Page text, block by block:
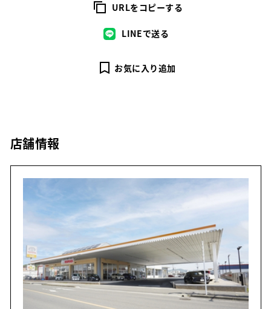
URLをコピーする
LINEで送る
お気に入り追加
店舗情報